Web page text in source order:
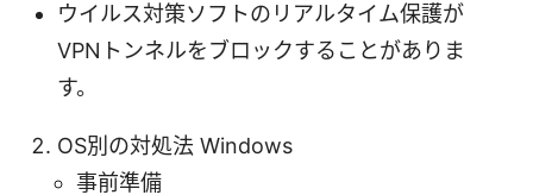
ウイルス対策ソフトのリアルタイム保護が
VPNトンネルをブロックすることがありま
す。
OS別の対処法 Windows
事前準備